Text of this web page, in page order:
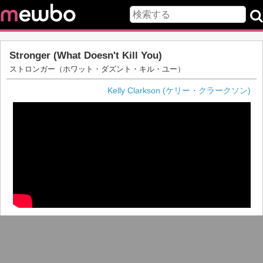
Stronger (What Doesn't Kill You)
ストロンガー（ホワット・ダズント・キル・ユー）
Kelly Clarkson (ケリー・クラークソン)